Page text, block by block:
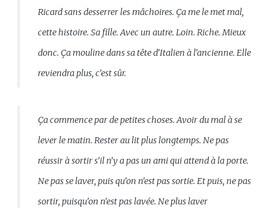
Ricard sans desserrer les mâchoires. Ça me le met mal,
cette histoire. Sa fille. Avec un autre. Loin. Riche. Mieux
donc. Ça mouline dans sa tête d'Italien à l'ancienne. Elle
reviendra plus, c'est sûr.
Ça commence par de petites choses. Avoir du mal à se
lever le matin. Rester au lit plus longtemps. Ne pas
réussir à sortir s'il n'y a pas un ami qui attend à la porte.
Ne pas se laver, puis qu'on n'est pas sortie. Et puis, ne pas
sortir, puisqu'on n'est pas lavée. Ne plus laver